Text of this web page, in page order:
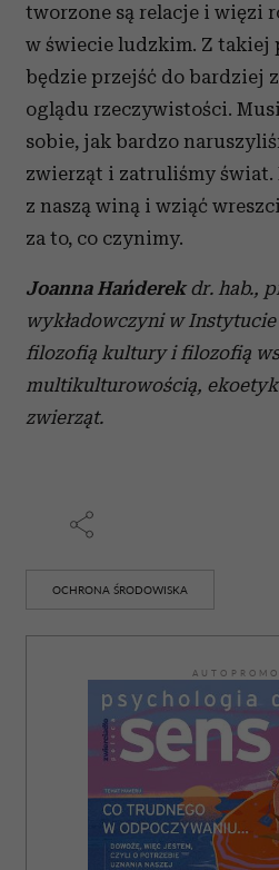
tworzone są relacje i więzi
w świecie ludzkim. Z takiej
będzie przejść do bardziej
oglądu rzeczywistości.
sobie, jak bardzo
zwierząt i zatruliśmy świat.
z naszą winą i wziąć
za to, co czynimy.
Joanna Hańderekdr. hab.,
wykładowczyni w
filozofią kultury i filozofią
multikulturowością,
zwierząt.
OCHRONA ŚRODOWISKA